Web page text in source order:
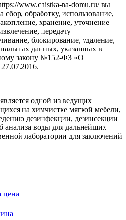
www.chistka-na-domu.ru/ вы
сбор, обработку, использование,
хранение, уточнение
передачу
блокирование, удаление,
данных, указанных в
закону №152-ФЗ «О
одной из ведущих
на химчистке мягкой мебели,
дезинфекции, дезинсекции
анализа воды для дальнейших
лаборатории для заключений
цена